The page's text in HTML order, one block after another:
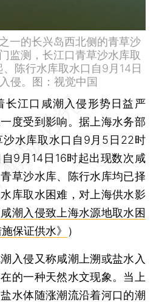
一的长兴岛西北侧的青草沙
监测，长江口青草沙水库取
陈行水库取水口自9月14日
侵。图：视觉中国
长江口咸潮入侵形势日益严
度受到影响。据上海水务部
沙水库取水口自9月5日22时
9月14日16时起出现数次咸
草沙水库、陈行水库均已择
库取水困难，对上海供水影
咸潮入侵致上海水源地取水困
保证供水》
）
侵又称咸潮上溯或盐水入
的一种天然水文现象。当上
水体随涨潮流沿着河口的潮